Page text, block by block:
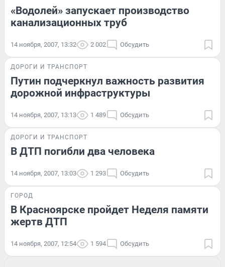
«Водолей» запускает производство
канализационных труб
14 ноября, 2007, 13:32 2 002 Обсудить
ДОРОГИ И ТРАНСПОРТ
Путин подчеркнул важность развития
дорожной инфраструктуры
14 ноября, 2007, 13:13 1 489 Обсудить
ДОРОГИ И ТРАНСПОРТ
В ДТП погибли два человека
14 ноября, 2007, 13:03 1 293 Обсудить
ГОРОД
В Красноярске пройдет Неделя памяти
жертв ДТП
14 ноября, 2007, 12:54 1 594 Обсудить